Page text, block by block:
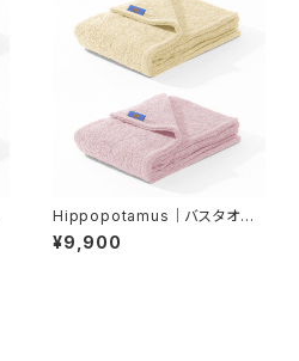
Hippopotamus｜バスタオル
＜限定カラー＞
¥9,900